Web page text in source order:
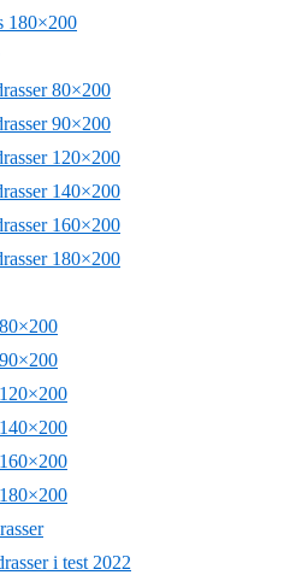
180×200
80×200
90×200
120×200
140×200
160×200
180×200
i test 2022